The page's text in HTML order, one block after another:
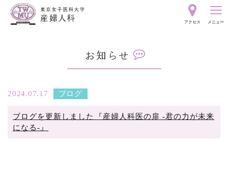
東
子
医
アクセス メニュー
知
せ
2024.07.17 ブログ
ブログを更新しました『産婦人科医の扉 -君の力が未来
になる-』